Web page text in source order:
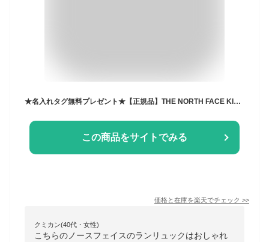
★名入れタグ無料プレゼント★【正規品】THE NORTH FACE KIDS キッズ スクール パック 特集 韓国 ノースフェイス ランリュック バックパック ランドセル ホワイトレーベル 韓国 ファッション 男の子 子供バッグ 新学期 新生活 26SS
この商品をサイトでみる
価格と在庫を楽天でチェック >>
クミカン(40代・女性)
こちらのノースフェイスのランリュックはおしゃれ